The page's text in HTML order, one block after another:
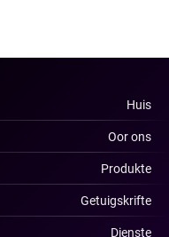
Huis
Oor ons
Produkte
Getuigskrifte
Dienste